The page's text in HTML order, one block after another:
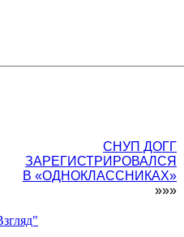
СНУП ДОГГ
ЗАРЕГИСТРИРОВАЛСЯ
В «ОДНОКЛАССНИКАХ»
»»»